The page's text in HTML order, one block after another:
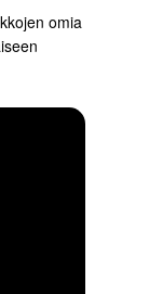
omia